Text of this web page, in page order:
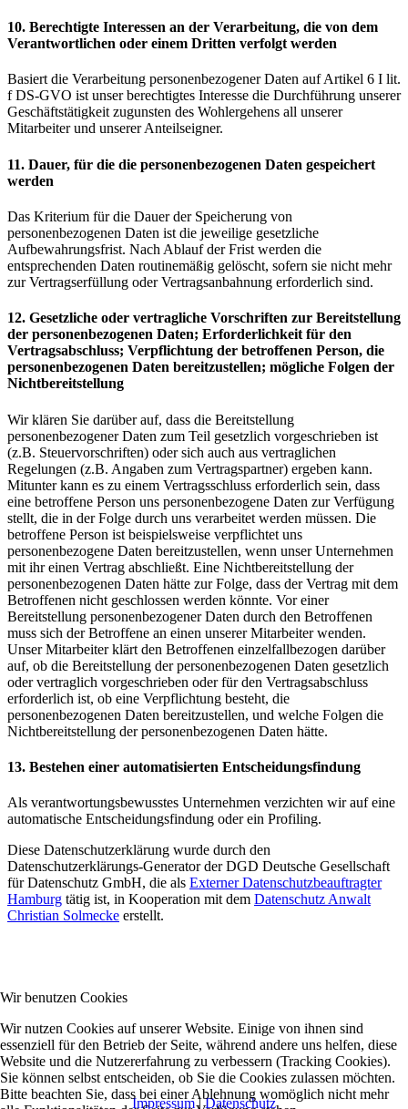
10. Berechtigte Interessen an der Verarbeitung, die von dem
Verantwortlichen oder einem Dritten verfolgt werden
Basiert die Verarbeitung personenbezogener Daten auf Artikel 6 I lit.
f DS-GVO ist unser berechtigtes Interesse die Durchführung unserer
Geschäftstätigkeit zugunsten des Wohlergehens all unserer
Mitarbeiter und unserer Anteilseigner.
11. Dauer, für die die personenbezogenen Daten gespeichert
werden
Das Kriterium für die Dauer der Speicherung von
personenbezogenen Daten ist die jeweilige gesetzliche
Aufbewahrungsfrist. Nach Ablauf der Frist werden die
entsprechenden Daten routinemäßig gelöscht, sofern sie nicht mehr
zur Vertragserfüllung oder Vertragsanbahnung erforderlich sind.
12. Gesetzliche oder vertragliche Vorschriften zur Bereitstellung
der personenbezogenen Daten; Erforderlichkeit für den
Vertragsabschluss; Verpflichtung der betroffenen Person, die
personenbezogenen Daten bereitzustellen; mögliche Folgen der
Nichtbereitstellung
Wir klären Sie darüber auf, dass die Bereitstellung
personenbezogener Daten zum Teil gesetzlich vorgeschrieben ist
(z.B. Steuervorschriften) oder sich auch aus vertraglichen
Regelungen (z.B. Angaben zum Vertragspartner) ergeben kann.
Mitunter kann es zu einem Vertragsschluss erforderlich sein, dass
eine betroffene Person uns personenbezogene Daten zur Verfügung
stellt, die in der Folge durch uns verarbeitet werden müssen. Die
betroffene Person ist beispielsweise verpflichtet uns
personenbezogene Daten bereitzustellen, wenn unser Unternehmen
mit ihr einen Vertrag abschließt. Eine Nichtbereitstellung der
personenbezogenen Daten hätte zur Folge, dass der Vertrag mit dem
Betroffenen nicht geschlossen werden könnte. Vor einer
Bereitstellung personenbezogener Daten durch den Betroffenen
muss sich der Betroffene an einen unserer Mitarbeiter wenden.
Unser Mitarbeiter klärt den Betroffenen einzelfallbezogen darüber
auf, ob die Bereitstellung der personenbezogenen Daten gesetzlich
oder vertraglich vorgeschrieben oder für den Vertragsabschluss
erforderlich ist, ob eine Verpflichtung besteht, die
personenbezogenen Daten bereitzustellen, und welche Folgen die
Nichtbereitstellung der personenbezogenen Daten hätte.
13. Bestehen einer automatisierten Entscheidungsfindung
Als verantwortungsbewusstes Unternehmen verzichten wir auf eine
automatische Entscheidungsfindung oder ein Profiling.
Diese Datenschutzerklärung wurde durch den
Datenschutzerklärungs-Generator der DGD Deutsche Gesellschaft
für Datenschutz GmbH, die als Externer Datenschutzbeauftragter
Hamburg tätig ist, in Kooperation mit dem Datenschutz Anwalt
Christian Solmecke erstellt.
Impressum|Datenschutz
Wir benutzen Cookies
Wir nutzen Cookies auf unserer Website. Einige von ihnen sind
essenziell für den Betrieb der Seite, während andere uns helfen, diese
Website und die Nutzererfahrung zu verbessern (Tracking Cookies).
Sie können selbst entscheiden, ob Sie die Cookies zulassen möchten.
Bitte beachten Sie, dass bei einer Ablehnung womöglich nicht mehr